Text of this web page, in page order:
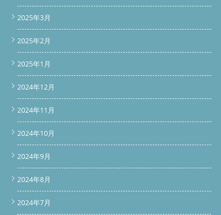
#ドラム式洗濯機修理 #埼玉県ドラム式洗濯機分解クリーニング
#東京都ドラム式洗濯機分解クリーニング #神奈川県ドラム式洗
濯機分解クリーニング #群馬県ドラム式洗濯機分解クリーニング
2025年3月
2025年2月
2025年1月
2024年12月
2024年11月
2024年10月
2024年9月
2024年8月
2024年7月